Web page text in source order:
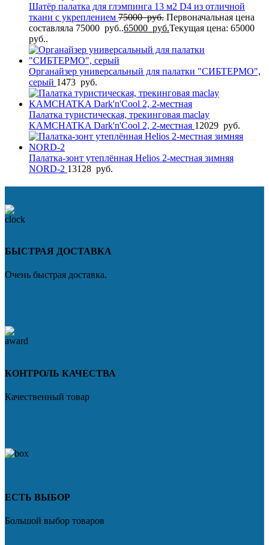
Шатёр палатка для глэмпинга 13 м2 D4 из отличной
ткани с укреплением 75000руб. Первоначальная цена
составляла 75000 руб..65000 руб.Текущая цена: 65000
руб..
Органайзер универсальный для палатки "СИБТЕРМО",
серый 1473 руб.
Палатка туристическая, трекинговая maclay
KAMCHATKA Dark'n'Cool 2, 2-местная 12029 руб.
Палатка-зонт утеплённая Helios 2-местная зимняя
NORD-2 13128 руб.
БЫСТРАЯ ДОСТАВКА
Очень быстрая доставка.
КОНТРОЛЬ КАЧЕСТВА
Качественный товар
ЕСТЬ ВЫБОР
Большой выбор товаров